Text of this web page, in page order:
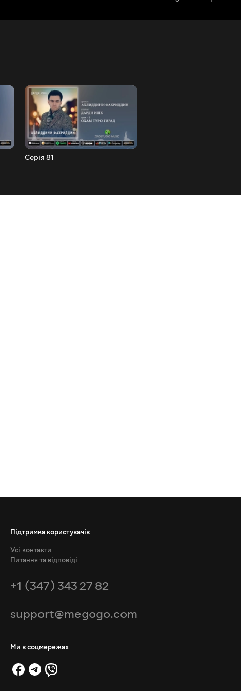
Серія 81
Підтримка користувачів
Усі контакти
Питання та відповіді
+1 (347) 343 27 82
support@megogo.com
Ми в соцмережах